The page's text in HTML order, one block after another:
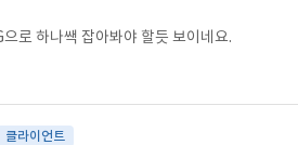
로 하나쌕 잡아봐야 할듯 보이네요.
클라이언트